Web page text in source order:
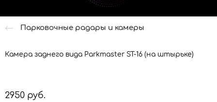
Парковочные радары и камеры
Камера заднего вида Parkmaster ST-16 (на штырьке)
2950 руб.